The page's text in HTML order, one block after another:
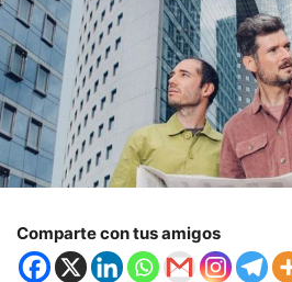
Comparte con tus amigos